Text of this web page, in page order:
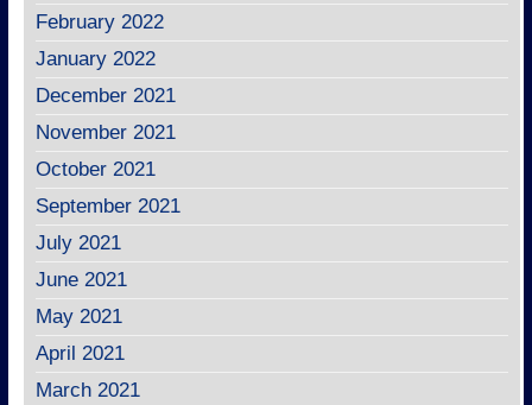
February 2022
January 2022
December 2021
November 2021
October 2021
September 2021
July 2021
June 2021
May 2021
April 2021
March 2021